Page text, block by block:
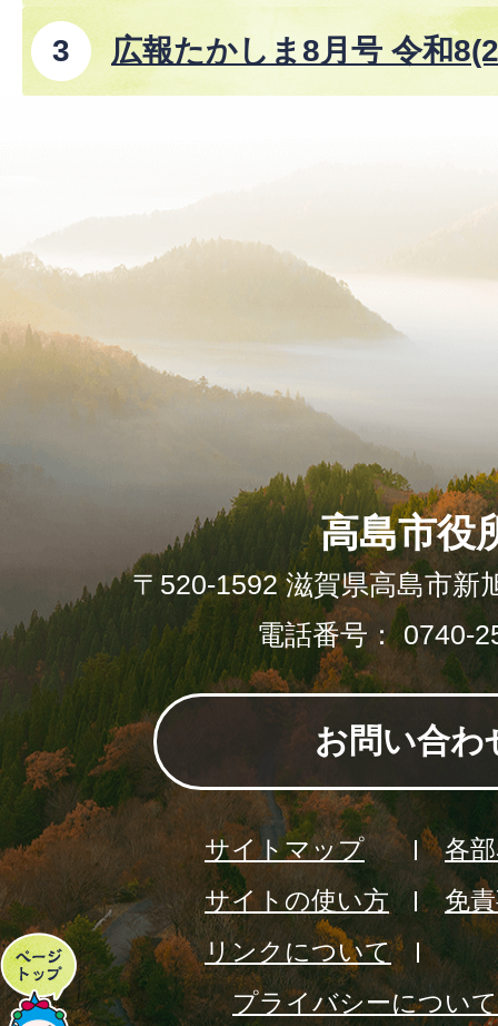
広報たかしま8月号 令和
ペ
ー
高島市役
〒520-1592 滋賀県高島市新
電話番号： 0740-
お問い合わ
サイトマップ
各
サイトの使い方
免
リンクについて
プライバシーについて